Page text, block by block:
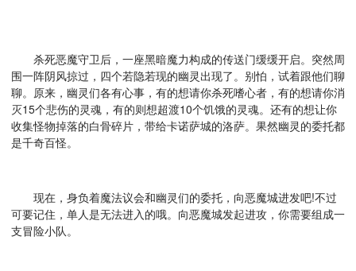
杀死恶魔守卫后，一座黑暗魔力构成的传送门缓缓开启。突然周
围一阵阴风掠过，四个若隐若现的幽灵出现了。别怕，试着跟他们聊
聊。原来，幽灵们各有心事，有的想请你杀死嗜心者，有的想请你消
灭15个悲伤的灵魂，有的则想超渡10个饥饿的灵魂。还有的想让你
收集怪物掉落的白骨碎片，带给卡诺萨城的洛萨。果然幽灵的委托都
是千奇百怪。
现在，身负着魔法议会和幽灵们的委托，向恶魔城进发吧!不过
可要记住，单人是无法进入的哦。向恶魔城发起进攻，你需要组成一
支冒险小队。